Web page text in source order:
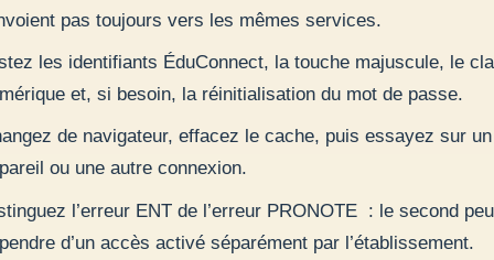
pas toujours vers les mêmes services.
les identifiants ÉduConnect, la touche majuscule, le
et, si besoin, la réinitialisation du mot de passe.
de navigateur, effacez le cache, puis essayez sur
ou une autre connexion.
l’erreur ENT de l’erreur PRONOTE : le second
d’un accès activé séparément par l’établissement.